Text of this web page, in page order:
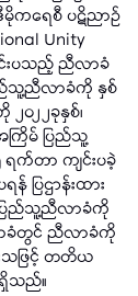
မိုကရေစီ ပဋိညာဉ်
Unity
င်းပသည့် ညီလာခံ
ည်သူ့ညီလာခံကို နှစ်
၀၂၂ခုနှစ်၊
ကြိမ် ပြည်သူ့
က်တာ ကျင်းပခဲ့
ပြဌာန်းထား
ပြည်သူ့ညီလာခံကို
ာခံတွင် ညီလာခံကို
သဖြင့် တတိယ
သည်။